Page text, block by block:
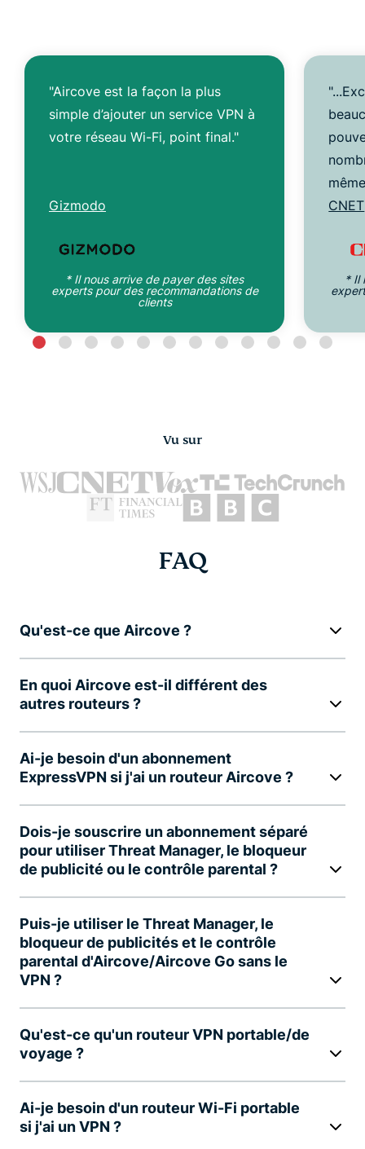
"Aircove est la façon la plus
simple d’ajouter un service VPN à
votre réseau Wi-Fi, point final."
Gizmodo
* Il nous arrive de payer des sites
experts pour des recommandations de
clients
CNET
* Il
Vu sur
FAQ
Qu'est-ce que Aircove ?
En quoi Aircove est-il différent des
autres routeurs ?
Ai-je besoin d'un abonnement
ExpressVPN si j'ai un routeur Aircove ?
Dois-je souscrire un abonnement séparé
pour utiliser Threat Manager, le bloqueur
de publicité ou le contrôle parental ?
Puis-je utiliser le Threat Manager, le
bloqueur de publicités et le contrôle
parental d'Aircove/Aircove Go sans le
VPN ?
Qu'est-ce qu'un routeur VPN portable/de
voyage ?
Ai-je besoin d'un routeur Wi-Fi portable
si j'ai un VPN ?